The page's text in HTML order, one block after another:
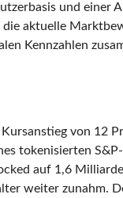
und einer
aktuelle
Kennzahlen
von 12
tokenisierten
auf 1,6
weiter zunahm.